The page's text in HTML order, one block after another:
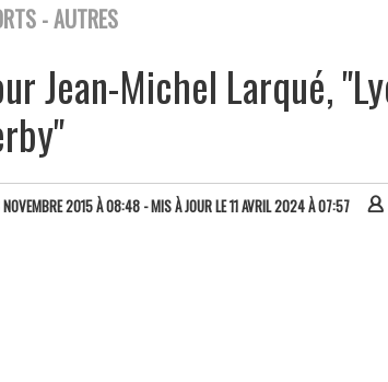
- AUTRES
Jean-Michel Larqué,
2015 À 08:48- MIS À JOUR LE 11 AVRIL 2024 À 07:57